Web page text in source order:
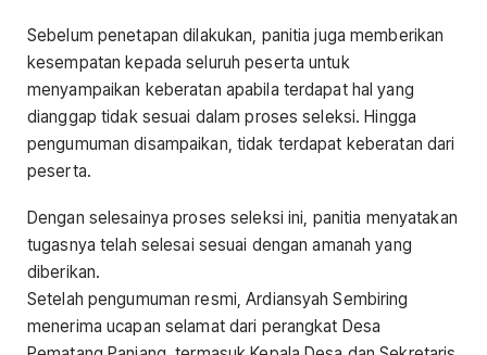
Sebelum penetapan dilakukan, panitia juga memberikan
kesempatan kepada seluruh peserta untuk
menyampaikan keberatan apabila terdapat hal yang
dianggap tidak sesuai dalam proses seleksi. Hingga
pengumuman disampaikan, tidak terdapat keberatan dari
peserta.
Dengan selesainya proses seleksi ini, panitia menyatakan
tugasnya telah selesai sesuai dengan amanah yang
diberikan.
Setelah pengumuman resmi, Ardiansyah Sembiring
menerima ucapan selamat dari perangkat Desa